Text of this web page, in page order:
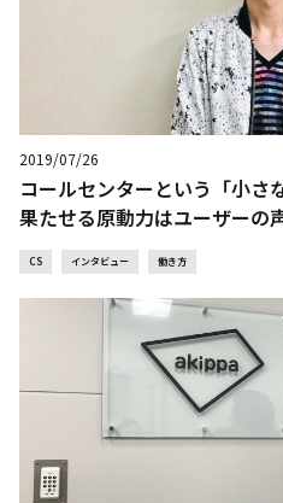
2019/07/26
コールセンターという「小さ
果たせる原動力はユーザーの
CS インタビュー 働き方